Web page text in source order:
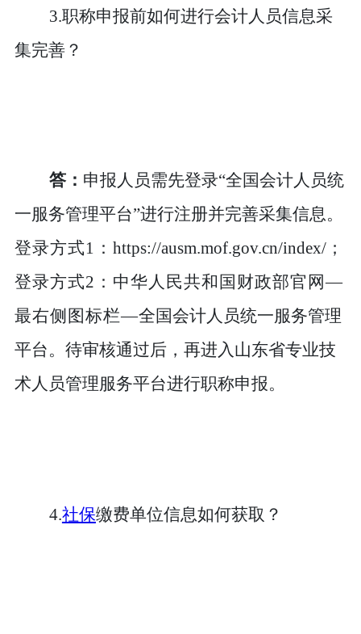
3.职称申报前如何进行会计人员信息采
集完善？
答： 申报人员需先登录“全国会计人员统
一服务管理平台”进行注册并完善采集信息。
登录方式1： https://ausm.mof.gov.cn/index/；
登录方式2 ： 中华人民共和国财政部官网—
最右侧图标栏—全国会计人员统一服务管理
平台。待审核通过后，再进入山东省专业技
术人员管理服务平台进行职称申报。
4.社保缴费单位信息如何获取？